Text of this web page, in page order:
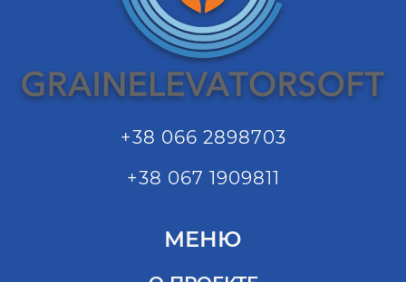
+38 066 2898703
+38 067 1909811
МЕНЮ